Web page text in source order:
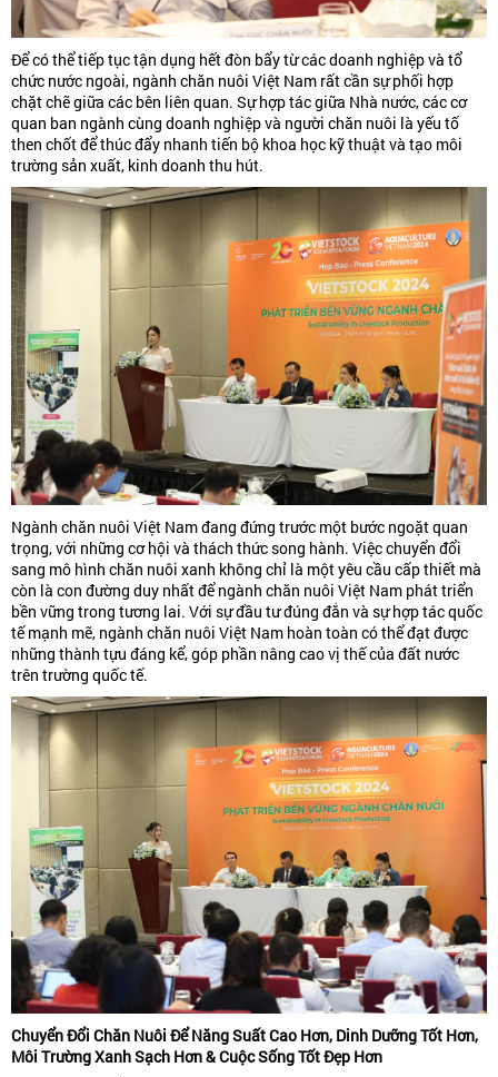
Để có thể tiếp tục tận dụng hết đòn bẩy từ các doanh nghiệp và tổ
chức nước ngoài, ngành chăn nuôi Việt Nam rất cần sự phối hợp
chặt chẽ giữa các bên liên quan. Sự hợp tác giữa Nhà nước, các cơ
quan ban ngành cùng doanh nghiệp và người chăn nuôi là yếu tố
then chốt để thúc đẩy nhanh tiến bộ khoa học kỹ thuật và tạo môi
trường sản xuất, kinh doanh thu hút.
Ngành chăn nuôi Việt Nam đang đứng trước một bước ngoặt quan
trọng, với những cơ hội và thách thức song hành. Việc chuyển đổi
sang mô hình chăn nuôi xanh không chỉ là một yêu cầu cấp thiết mà
còn là con đường duy nhất để ngành chăn nuôi Việt Nam phát triển
bền vững trong tương lai. Với sự đầu tư đúng đắn và sự hợp tác quốc
tế mạnh mẽ, ngành chăn nuôi Việt Nam hoàn toàn có thể đạt được
những thành tựu đáng kể, góp phần nâng cao vị thế của đất nước
trên trường quốc tế.
Chuyển Đổi Chăn Nuôi Để Năng Suất Cao Hơn, Dinh Dưỡng Tốt Hơn,
Môi Trường Xanh Sạch Hơn & Cuộc Sống Tốt Đẹp Hơn